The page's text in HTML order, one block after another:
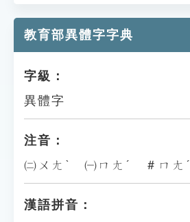
教育部異體字字典
字級：
異體字
注音：
㈡ㄨㄤˋ ㈠ㄇㄤˊ ＃ㄇㄤˊ
漢語拼音：